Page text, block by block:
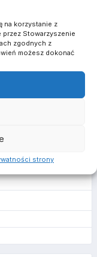
na korzystanie z
Stowarzyszenie
zgodnych z
możesz dokonać
strony